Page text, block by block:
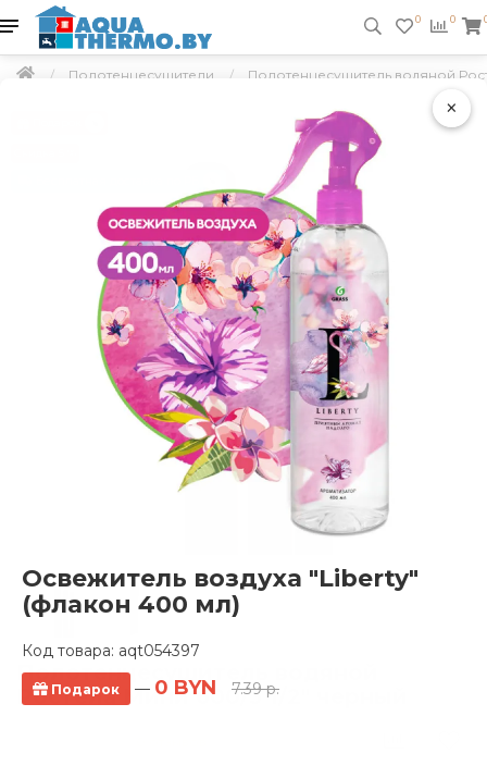
×
Освежитель воздуха "Liberty"
(флакон 400 мл)
Код товара: aqt054397
Подарок — 0 BYN 7.39 р.
0 0
Полотенцесушители Полотенцесушитель водяной
Полотенцесушитель водяной
Ростела Мини 600/3 1/2" черный